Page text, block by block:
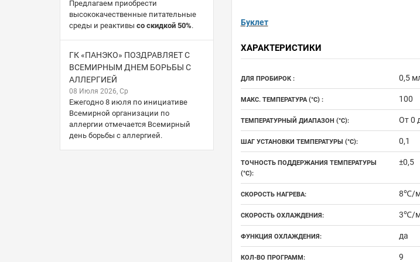
Буклет
ХАРАКТЕРИСТИКИ
ДЛЯ ПРОБИРОК : 0,5
МАКС. ТЕМПЕРАТУРА (°С) : 100
ТЕМПЕРАТУРНЫЙ ДИАПАЗОН (°С): От 0
ШАГ УСТАНОВКИ ТЕМПЕРАТУРЫ (°С): 0,1
ТОЧНОСТЬ ПОДДЕРЖАНИЯ ТЕМПЕРАТУРЫ
(°С):
±0,5
СКОРОСТЬ НАГРЕВА: 8℃/
СКОРОСТЬ ОХЛАЖДЕНИЯ: 3℃/
ФУНКЦИЯ ОХЛАЖДЕНИЯ: да
КОЛ-ВО ПРОГРАММ: 9
Предлагаем приобрести
высококачественные питательные
среды и реактивы со скидкой 50%.
ГК «ПАНЭКО» ПОЗДРАВЛЯЕТ С
ВСЕМИРНЫМ ДНЕМ БОРЬБЫ С
АЛЛЕРГИЕЙ
08 Июля 2026, Ср
Ежегодно 8 июля по инициативе
Всемирной организации по
аллергии отмечается Всемирный
день борьбы с аллергией.